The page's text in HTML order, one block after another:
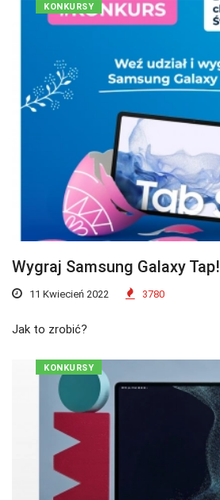
KONKURSY
Wygraj Samsung Galaxy Tap!
11 Kwiecień 2022 3780
Jak to zrobić?
KONKURSY